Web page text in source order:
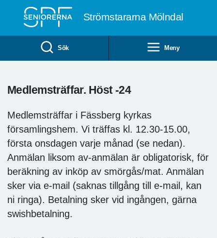
Strömstararna Mölndal
Sök Meny
Medlemsträffar. Höst -24
Medlemsträffar i Fässberg kyrkas
församlingshem. Vi träffas kl. 12.30-15.00,
första onsdagen varje månad (se nedan).
Anmälan liksom av-anmälan är obligatorisk, för
beräkning av inköp av smörgås/mat. Anmälan
sker via e-mail (saknas tillgång till e-mail, kan
ni ringa). Betalning sker vid ingången, gärna
swishbetalning.